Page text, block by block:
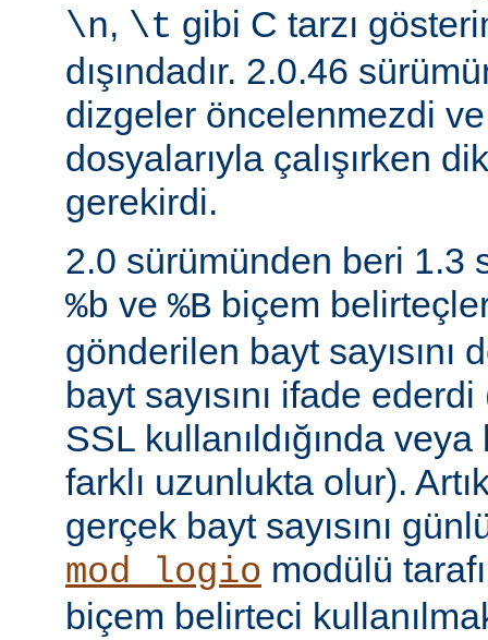
\n, \t gibi C tarzı
dışındadır. 2.0.46
dizgeler öncelenmezdi
dosyalarıyla çalışırken
gerekirdi.
2.0 sürümünden beri 1.3
%b ve %B biçem
gönderilen bayt sayısını
bayt sayısını ifade
SSL kullanıldığında
farklı uzunlukta olur).
gerçek bayt sayısını
mod_logio modülü
biçem belirteci